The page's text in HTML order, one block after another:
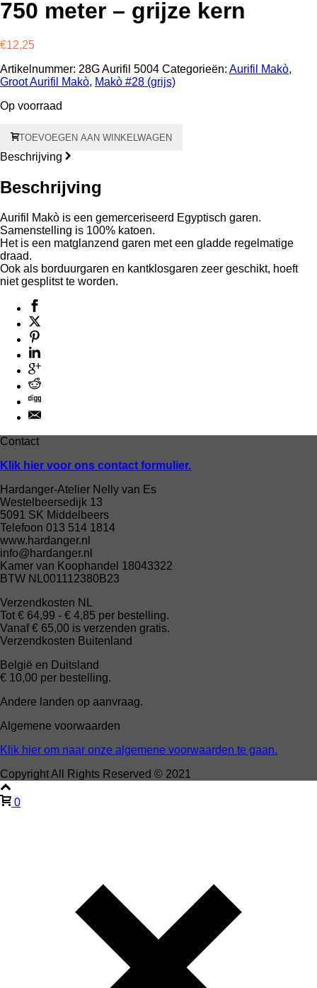
750 meter – grijze kern
€12,25
Artikelnummer: 28G Aurifil 5004 Categorieën: Aurifil Makò,
Groot Aurifil Makò, Makò #28 (grijs)
Op voorraad
Aurifil
Makò
750
meter
grijze
kern
aantal
TOEVOEGEN AAN WINKELWAGEN
Beschrijving
Beschrijving
Aurifil Makò is een gemerceriseerd Egyptisch garen.
Samenstelling is 100% katoen.
Het is een matglanzend garen met een gladde regelmatige
draad.
Ook als borduurgaren en kantklosgaren zeer geschikt, hoeft
niet gesplitst te worden.
Contact
Klik hier voor ons contact formulier.
Hardanger-Atelier Nelly van Es
Westelbeersedijk 13
5091 SK Middelbeers
Telefoon 013 514 1814
www.hardanger.nl
info@hardanger.nl
Kamer van Koophandel 18043322
BTW NL001112380B23
Verzendkosten NL
Tot € 64,99 - € 4,85 per bestelling.
Vanaf € 65,00 is verzenden gratis.
Verzendkosten Buitenland
België en Duitsland
€ 10,00 per bestelling.
Andere landen op aanvraag.
Algemene voorwaarden
Klik hier om naar onze algemene voorwaarden te gaan.
Copyright All Rights Reserved © 2021
0